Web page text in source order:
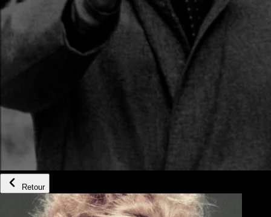
Retour